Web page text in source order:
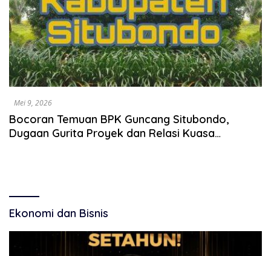
Mei 9, 2026
Bocoran Temuan BPK Guncang Situbondo,
Dugaan Gurita Proyek dan Relasi Kuasa
Ekonomi dan Bisnis